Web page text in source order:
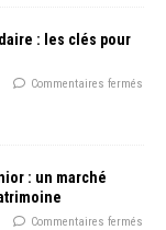
: les clés pour
Commentaires fermés
: un marché
Commentaires fermés